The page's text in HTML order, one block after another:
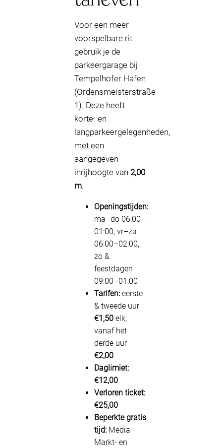
Voor een meer
voorspelbare rit
gebruik je de
parkeergarage bij
Tempelhofer Hafen
(Ordensmeisterstraße
1). Deze heeft
korte- en
langparkeergelegenheden,
met een
aangegeven
inrijhoogte van 2,00
m.
Openingstijden:
ma–do 06:00–
01:00, vr–za
06:00–02:00,
zo &
feestdagen
09:00–01:00
Tarifen: eerste
& tweede uur
€1,50 elk;
vanaf het
derde uur
€2,00
Daglimiet:
€12,00
Verloren ticket:
€25,00
Beperkte gratis
tijd: Media
Markt- en